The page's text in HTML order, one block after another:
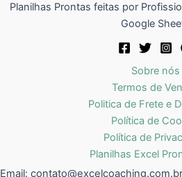
Planilhas Prontas feitas por
Google
Sobre nós
Termos de
Politica de Frete e
Política de
Política de
Planilhas Excel
Email: contato@excelcoaching.com.br